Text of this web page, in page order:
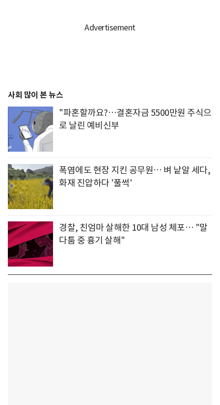
사회 많이 본 뉴스
"파혼할까요?…결혼자금 5500만원 주식으
로 날린 예비신부
폭염에도 현장 지킨 공무원… 벼 낱알 세다,
화재 진압하다 '풀썩'
경찰, 친엄마 살해한 10대 남성 체포… "말
다툼 중 흉기 살해"